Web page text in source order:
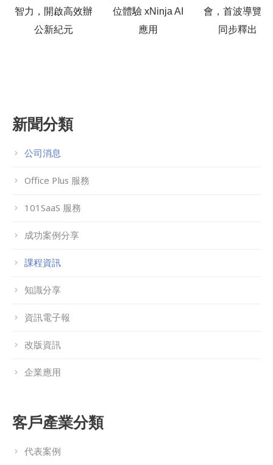
智力，開啟高效辦
公新紀元
位體驗 xNinja AI
應用
會，首波導覽
同步釋出！
新聞分類
公司消息
Office Plus 服務
101SaaS 服務
成功案例分享
課程資訊
知識分享
資訊電子報
改版資訊
企業應用
客戶產業分類
代表案例